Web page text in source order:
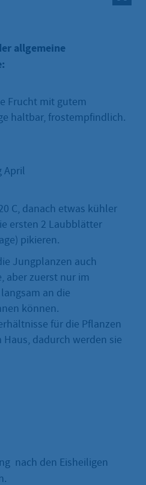
allgemeine
Frucht mit gutem
haltbar, frostempfindlich.
April
C, danach etwas kühler
ersten 2 Laubblätter
pikieren.
Jungplanzen auch
aber zuerst nur im
an die
können.
für die Pflanzen
dadurch werden sie
nach den Eisheiligen